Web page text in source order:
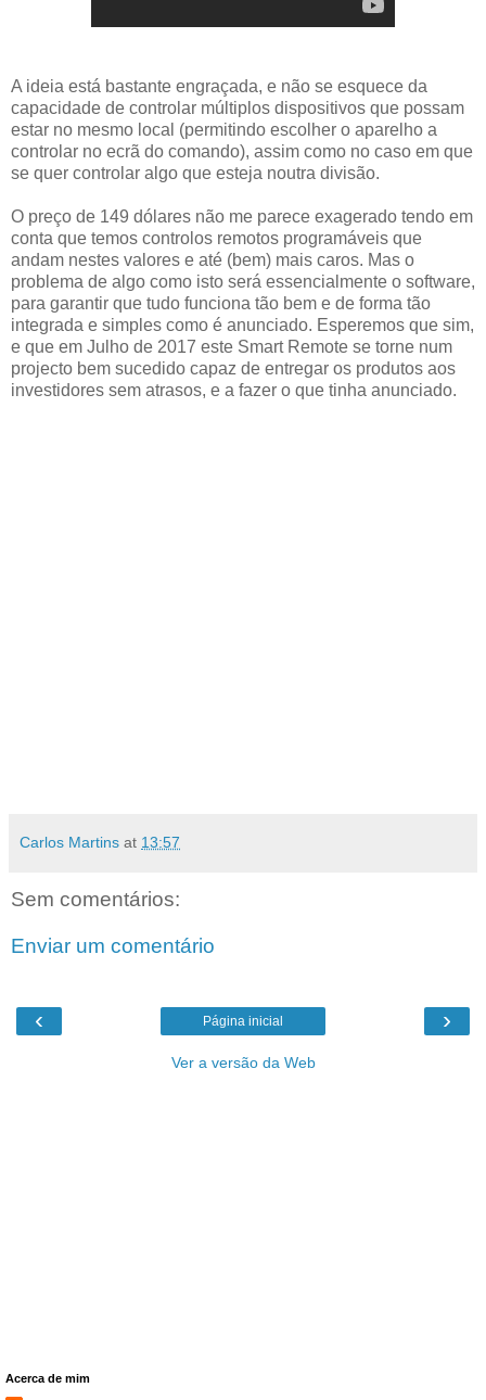
A ideia está bastante engraçada, e não se esquece da
capacidade de controlar múltiplos dispositivos que possam
estar no mesmo local (permitindo escolher o aparelho a
controlar no ecrã do comando), assim como no caso em que
se quer controlar algo que esteja noutra divisão.
O preço de 149 dólares não me parece exagerado tendo em
conta que temos controlos remotos programáveis que
andam nestes valores e até (bem) mais caros. Mas o
problema de algo como isto será essencialmente o software,
para garantir que tudo funciona tão bem e de forma tão
integrada e simples como é anunciado. Esperemos que sim,
e que em Julho de 2017 este Smart Remote se torne num
projecto bem sucedido capaz de entregar os produtos aos
investidores sem atrasos, e a fazer o que tinha anunciado.
Carlos Martins at 13:57
Sem comentários:
Enviar um comentário
‹ ›
Página inicial
Ver a versão da Web
Acerca de mim